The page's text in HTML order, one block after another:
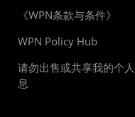
《WPN条款与条件》
WPN Policy Hub
请勿出售或共享我的个
息